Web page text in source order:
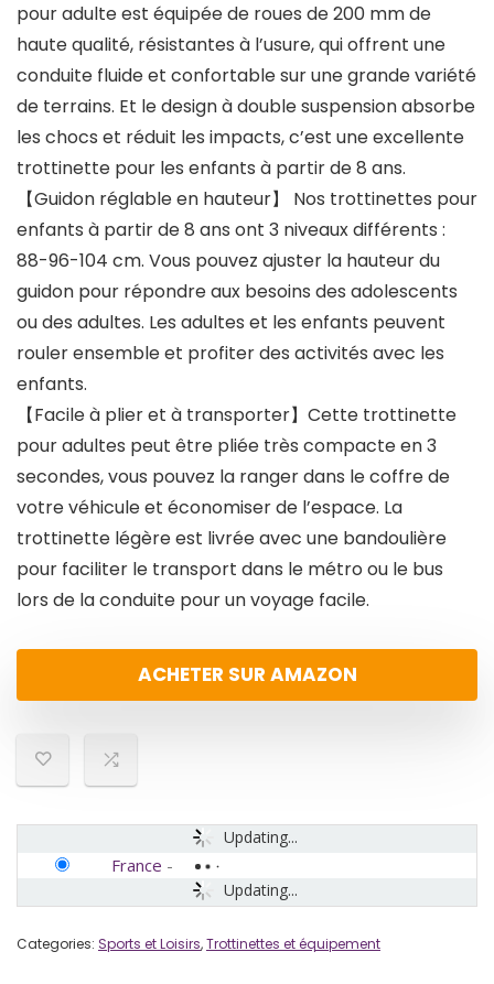
pour adulte est équipée de roues de 200 mm de
haute qualité, résistantes à l’usure, qui offrent une
conduite fluide et confortable sur une grande variété
de terrains. Et le design à double suspension absorbe
les chocs et réduit les impacts, c’est une excellente
trottinette pour les enfants à partir de 8 ans.
【Guidon réglable en hauteur】 Nos trottinettes pour
enfants à partir de 8 ans ont 3 niveaux différents :
88-96-104 cm. Vous pouvez ajuster la hauteur du
guidon pour répondre aux besoins des adolescents
ou des adultes. Les adultes et les enfants peuvent
rouler ensemble et profiter des activités avec les
enfants.
【Facile à plier et à transporter】Cette trottinette
pour adultes peut être pliée très compacte en 3
secondes, vous pouvez la ranger dans le coffre de
votre véhicule et économiser de l’espace. La
trottinette légère est livrée avec une bandoulière
pour faciliter le transport dans le métro ou le bus
lors de la conduite pour un voyage facile.
ACHETER SUR AMAZON
Updating...
Updating...
France -
Categories: Sports et Loisirs,Trottinettes et équipement